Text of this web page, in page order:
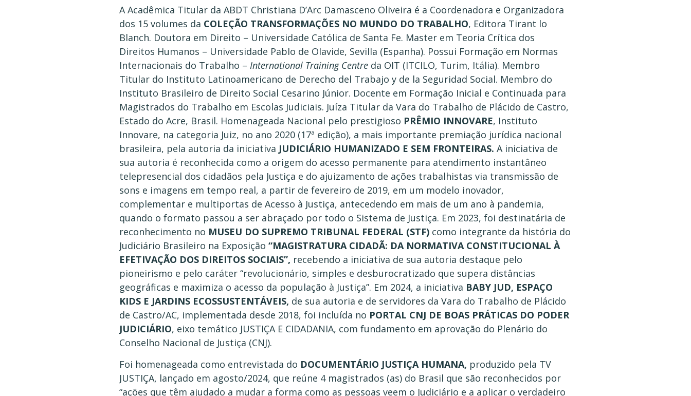
A Acadêmica Titular da ABDT Christiana D’Arc Damasceno Oliveira é a Coordenadora e Organizadora
dos 15 volumes da COLEÇÃO TRANSFORMAÇÕES NO MUNDO DO TRABALHO, Editora Tirant lo
Blanch. Doutora em Direito – Universidade Católica de Santa Fe. Master em Teoria Crítica dos
Direitos Humanos – Universidade Pablo de Olavide, Sevilla (Espanha). Possui Formação em Normas
Internacionais do Trabalho – International Training Centre da OIT (ITCILO, Turim, Itália). Membro
Titular do Instituto Latinoamericano de Derecho del Trabajo y de la Seguridad Social. Membro do
Instituto Brasileiro de Direito Social Cesarino Júnior. Docente em Formação Inicial e Continuada para
Magistrados do Trabalho em Escolas Judiciais. Juíza Titular da Vara do Trabalho de Plácido de Castro,
Estado do Acre, Brasil. Homenageada Nacional pelo prestigioso PRÊMIO INNOVARE, Instituto
Innovare, na categoria Juiz, no ano 2020 (17ª edição), a mais importante premiação jurídica nacional
brasileira, pela autoria da iniciativa JUDICIÁRIO HUMANIZADO E SEM FRONTEIRAS. A iniciativa de
sua autoria é reconhecida como a origem do acesso permanente para atendimento instantâneo
telepresencial dos cidadãos pela Justiça e do ajuizamento de ações trabalhistas via transmissão de
sons e imagens em tempo real, a partir de fevereiro de 2019, em um modelo inovador,
complementar e multiportas de Acesso à Justiça, antecedendo em mais de um ano à pandemia,
quando o formato passou a ser abraçado por todo o Sistema de Justiça. Em 2023, foi destinatária de
reconhecimento no MUSEU DO SUPREMO TRIBUNAL FEDERAL (STF) como integrante da história do
Judiciário Brasileiro na Exposição “MAGISTRATURA CIDADÃ: DA NORMATIVA CONSTITUCIONAL À
EFETIVAÇÃO DOS DIREITOS SOCIAIS”, recebendo a iniciativa de sua autoria destaque pelo
pioneirismo e pelo caráter “revolucionário, simples e desburocratizado que supera distâncias
geográficas e maximiza o acesso da população à Justiça”. Em 2024, a iniciativa BABY JUD, ESPAÇO
KIDS E JARDINS ECOSSUSTENTÁVEIS, de sua autoria e de servidores da Vara do Trabalho de Plácido
de Castro/AC, implementada desde 2018, foi incluída no PORTAL CNJ DE BOAS PRÁTICAS DO PODER
JUDICIÁRIO, eixo temático JUSTIÇA E CIDADANIA, com fundamento em aprovação do Plenário do
Conselho Nacional de Justiça (CNJ).
Foi homenageada como entrevistada do DOCUMENTÁRIO JUSTIÇA HUMANA, produzido pela TV
JUSTIÇA, lançado em agosto/2024, que reúne 4 magistrados (as) do Brasil que são reconhecidos por
“ações que têm ajudado a mudar a forma como as pessoas veem o Judiciário e a aplicar o verdadeiro